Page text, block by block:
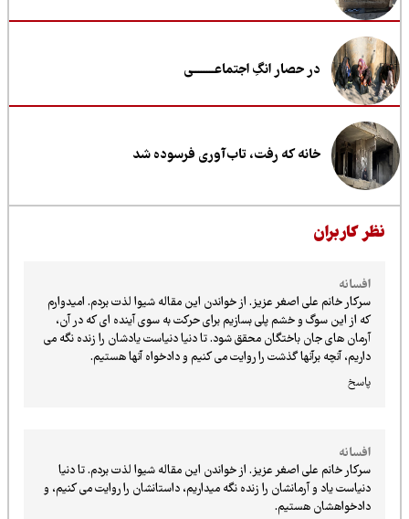
در حصار انگِ اجتماعــــــــی
خانه که رفت، تاب‌آوری فرسوده شد
کاربران
افسانه
سرکار خانم علی اصغر عزیز. از خواندن این مقاله شیوا لذت بردم. امیدوارم
که از این سوگ و خشم پلی بسازیم برای حرکت به سوی آینده ای که در آن،
آرمان های جان باختگان محقق شود. تا دنیا دنیاست یادشان را زنده نگه می
داریم، آنچه برآنها گذشت را روایت می کنیم و دادخواه آنها هستیم.
افسانه
سرکار خانم علی اصغر عزیز. از خواندن این مقاله شیوا لذت بردم. تا دنیا
دنیاست یاد و آرمانشان را زنده نگه میداریم، داستانشان را روایت می کنیم، و
دادخواهشان هستیم.